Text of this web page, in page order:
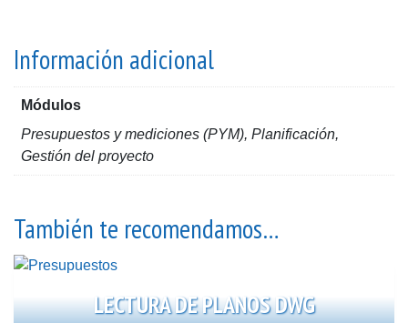
Información adicional
Módulos
Presupuestos y mediciones (PYM), Planificación,
Gestión del proyecto
También te recomendamos…
LECTURA DE PLANOS DWG